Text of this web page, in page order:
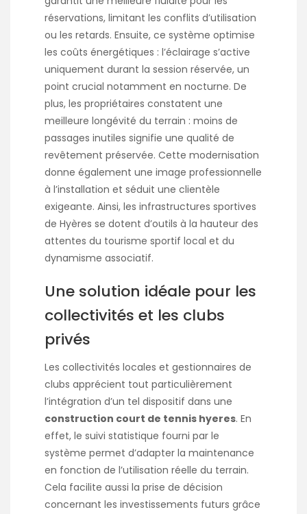
réservations, limitant les conflits d’utilisation
ou les retards. Ensuite, ce système optimise
les coûts énergétiques : l’éclairage s’active
uniquement durant la session réservée, un
point crucial notamment en nocturne. De
plus, les propriétaires constatent une
meilleure longévité du terrain : moins de
passages inutiles signifie une qualité de
revêtement préservée. Cette modernisation
donne également une image professionnelle
à l’installation et séduit une clientèle
exigeante. Ainsi, les infrastructures sportives
de Hyères se dotent d’outils à la hauteur des
attentes du tourisme sportif local et du
dynamisme associatif.
Une solution idéale pour les
collectivités et les clubs
privés
Les collectivités locales et gestionnaires de
clubs apprécient tout particulièrement
l’intégration d’un tel dispositif dans une
construction court de tennis hyeres. En
effet, le suivi statistique fourni par le
système permet d’adapter la maintenance
en fonction de l’utilisation réelle du terrain.
Cela facilite aussi la prise de décision
concernant les investissements futurs grâce